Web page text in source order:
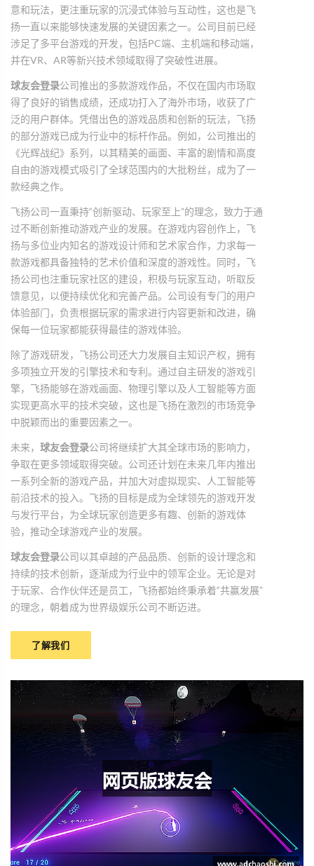
意和玩法，更注重玩家的沉浸式体验与互动性，这也是飞
扬一直以来能够快速发展的关键因素之一。公司目前已经
涉足了多平台游戏的开发，包括PC端、主机端和移动端，
并在VR、AR等新兴技术领域取得了突破性进展。
球友会登录公司推出的多款游戏作品，不仅在国内市场取
得了良好的销售成绩，还成功打入了海外市场，收获了广
泛的用户群体。凭借出色的游戏品质和创新的玩法，飞扬
的部分游戏已成为行业中的标杆作品。例如，公司推出的
《光辉战纪》系列，以其精美的画面、丰富的剧情和高度
自由的游戏模式吸引了全球范围内的大批粉丝，成为了一
款经典之作。
飞扬公司一直秉持“创新驱动、玩家至上”的理念，致力于通
过不断创新推动游戏产业的发展。在游戏内容创作上，飞
扬与多位业内知名的游戏设计师和艺术家合作，力求每一
款游戏都具备独特的艺术价值和深度的游戏性。同时，飞
扬公司也注重玩家社区的建设，积极与玩家互动，听取反
馈意见，以便持续优化和完善产品。公司设有专门的用户
体验部门，负责根据玩家的需求进行内容更新和改进，确
保每一位玩家都能获得最佳的游戏体验。
除了游戏研发，飞扬公司还大力发展自主知识产权，拥有
多项独立开发的引擎技术和专利。通过自主研发的游戏引
擎，飞扬能够在游戏画面、物理引擎以及人工智能等方面
实现更高水平的技术突破，这也是飞扬在激烈的市场竞争
中脱颖而出的重要因素之一。
未来， 球友会登录公司将继续扩大其全球市场的影响力，
争取在更多领域取得突破。公司还计划在未来几年内推出
一系列全新的游戏产品，并加大对虚拟现实、人工智能等
前沿技术的投入。飞扬的目标是成为全球领先的游戏开发
与发行平台，为全球玩家创造更多有趣、创新的游戏体
验，推动全球游戏产业的发展。
球友会登录公司以其卓越的产品品质、创新的设计理念和
持续的技术创新，逐渐成为行业中的领军企业。无论是对
于玩家、合作伙伴还是员工，飞扬都始终秉承着“共赢发展”
的理念，朝着成为世界级娱乐公司不断迈进。
了解我们